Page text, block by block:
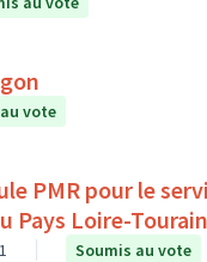
vote
PMR pour le
Pays Loire-
1 Soumis au vote